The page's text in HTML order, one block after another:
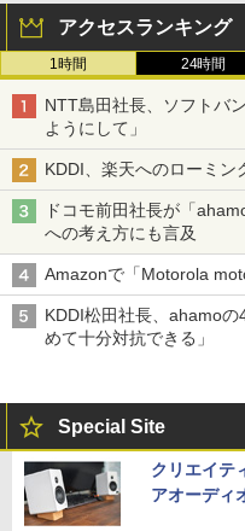
アクセスランキング
1時間 24時間
NTT島田社長、ソフトバ
ようにして」
KDDI、楽天へのローミン
ドコモ前田社長が「
への考え方にも言及
Amazonで「Motorola
KDDI松田社長、ahamo
めて十分対抗できる」
Special Site
クリエイテ
アオーディ